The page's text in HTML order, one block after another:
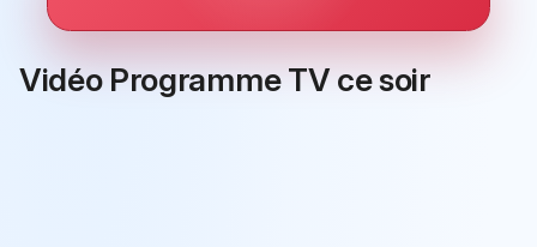
Vidéo Programme TV ce soir